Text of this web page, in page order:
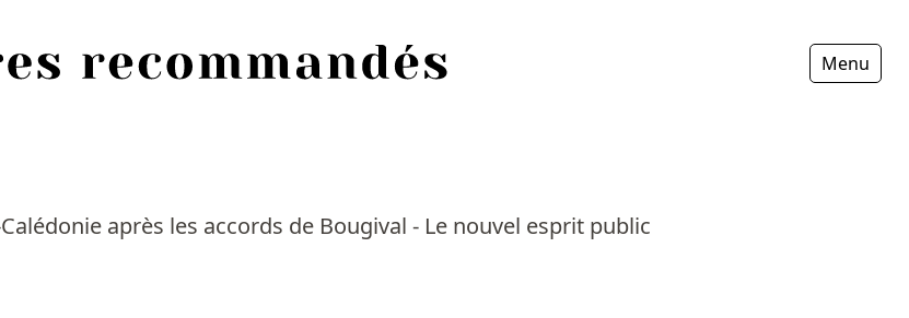
Menu
après les accords de Bougival - Le nouvel esprit public